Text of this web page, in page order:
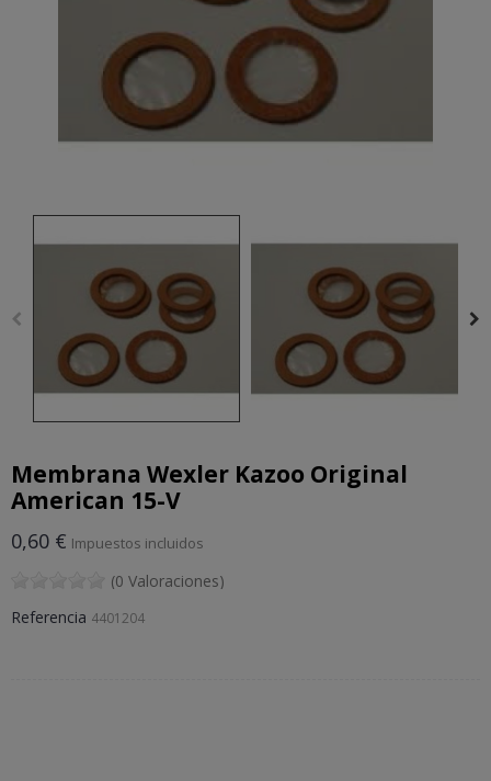
Membrana Wexler Kazoo Original
American 15-V
0,60 € Impuestos incluidos
(0 Valoraciones)
Referencia 4401204